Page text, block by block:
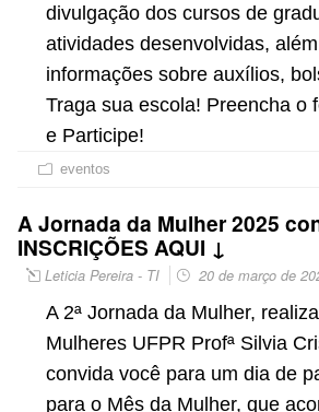
divulgação dos cursos de
atividades desenvolvidas,
informações sobre auxílios,
Traga sua escola! Preencha o
e Participe!
eventos
A Jornada da Mulher 2025
INSCRIÇÕES AQUI ↓
Leticia Pereira - TI 20 de março de
A 2ª Jornada da Mulher,
Mulheres UFPR Profª Silvia
convida você para um dia de
para o Mês da Mulher, que